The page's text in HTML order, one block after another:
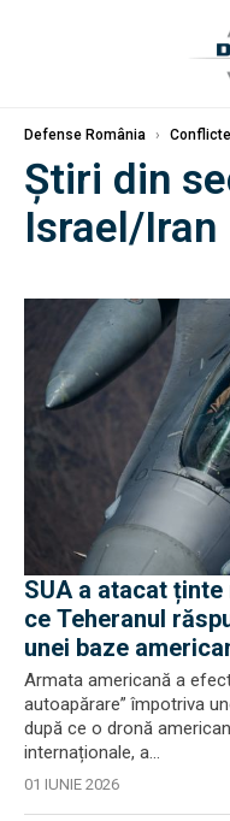
Defense România ›
Știri din
Israel/Iran
SUA a atacat
ce Teheranul
unei baze
Armata americană a
autoapărare” împotriva
după ce o dronă
internaționale, a...
01 IUNIE 2026